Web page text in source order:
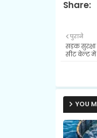
पुराने
सड़क सुरक्षा
सीट बेल्ट
YOU